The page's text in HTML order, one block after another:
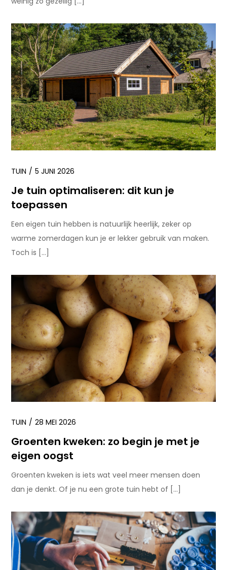
TUIN 5 JUNI 2026
Je tuin optimaliseren: dit kun je
toepassen
Een eigen tuin hebben is natuurlijk heerlijk, zeker op
warme zomerdagen kun je er lekker gebruik van maken.
Toch is […]
TUIN 28 MEI 2026
Groenten kweken: zo begin je met je
eigen oogst
Groenten kweken is iets wat veel meer mensen doen
dan je denkt. Of je nu een grote tuin hebt of […]